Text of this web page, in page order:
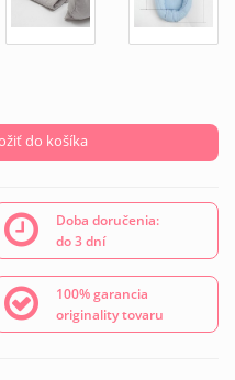
do košíka
Doba doručenia:
do 3 dní
100% garancia
originality tovaru